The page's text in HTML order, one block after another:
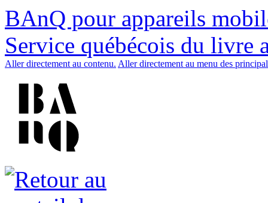
BAnQ pour appareils
Service québécois du livre
Aller directement au contenu. Aller directement au menu des